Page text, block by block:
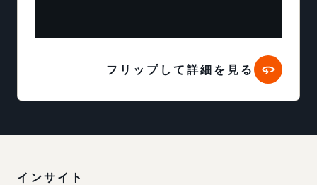
フリップして詳細を見る
インサイト